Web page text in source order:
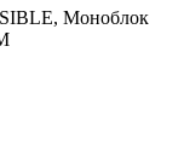
Моноблок